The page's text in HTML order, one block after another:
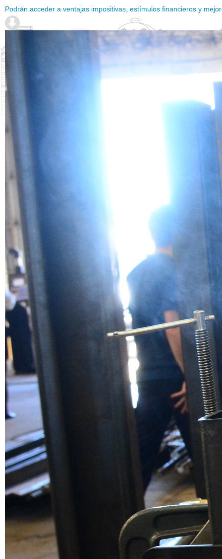
Podrán acceder a ventajas impositivas, estímulos financieros y